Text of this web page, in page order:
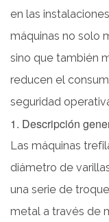
Eficiencia
diseño
compacto
3
3.
asistido
por
gravedad
4
en las
máquinas no solo
sino que también
reducen el
seguridad
1. Descripción
Las máquinas
diámetro de
una serie de
metal a través de